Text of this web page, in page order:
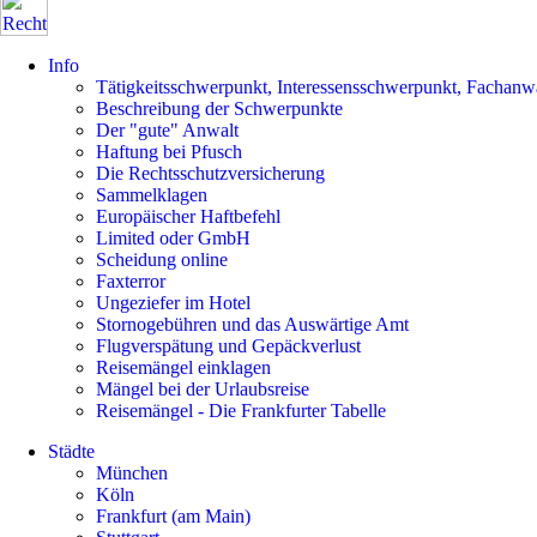
Info
Tätigkeitsschwerpunkt, Interessensschwerpunkt,
Beschreibung der Schwerpunkte
Der "gute" Anwalt
Haftung bei Pfusch
Die Rechtsschutzversicherung
Sammelklagen
Europäischer Haftbefehl
Limited oder GmbH
Scheidung online
Faxterror
Ungeziefer im Hotel
Stornogebühren und das Auswärtige Amt
Flugverspätung und Gepäckverlust
Reisemängel einklagen
Mängel bei der Urlaubsreise
Reisemängel - Die Frankfurter Tabelle
Städte
München
Köln
Frankfurt (am Main)